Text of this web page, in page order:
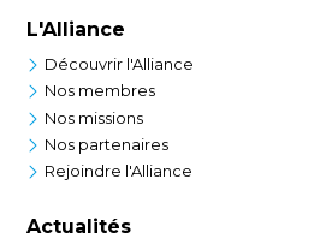
L'Alliance
Découvrir l'Alliance
Nos membres
Nos missions
Nos partenaires
Rejoindre l'Alliance
Actualités